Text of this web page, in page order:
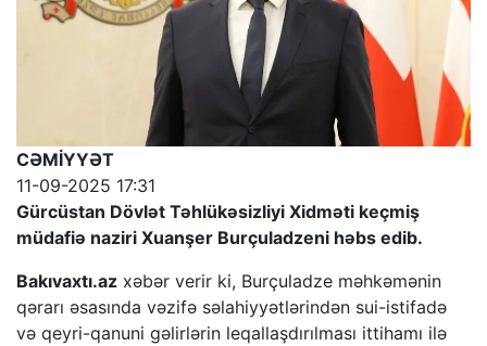
CƏMİYYƏT
11-09-2025 17:31
Gürcüstan Dövlət Təhlükəsizliyi Xidməti keçmiş
müdafiə naziri Xuanşer Burçuladzeni həbs edib.
Bakıvaxtı.az xəbər verir ki, Burçuladze məhkəmənin
qərarı əsasında vəzifə səlahiyyətlərindən sui-istifadə
və qeyri-qanuni gəlirlərin leqallaşdırılması ittihamı ilə